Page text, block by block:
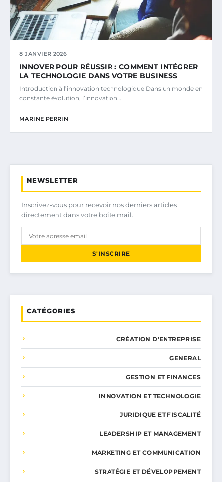
8 JANVIER 2026
INNOVER POUR RÉUSSIR : COMMENT INTÉGRER
LA TECHNOLOGIE DANS VOTRE BUSINESS
Introduction à l’innovation technologique Dans un monde en
constante évolution, l’innovation…
MARINE PERRIN
NEWSLETTER
Inscrivez-vous pour recevoir nos derniers articles
directement dans votre boîte mail.
S'INSCRIRE
CATÉGORIES
CRÉATION D’ENTREPRISE
GENERAL
GESTION ET FINANCES
INNOVATION ET TECHNOLOGIE
JURIDIQUE ET FISCALITÉ
LEADERSHIP ET MANAGEMENT
MARKETING ET COMMUNICATION
STRATÉGIE ET DÉVELOPPEMENT